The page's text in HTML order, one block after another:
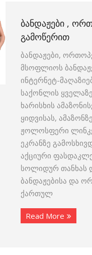
ᲑᲐᲜᲓᲐᲟᲔᲑᲘ ,
ᲒᲐᲛᲝᲬᲔᲠᲘᲗ
ბანდაჟები,
მსოფლიოს
ინტერნეტ-
საქონლის
ხარისხის
ყიდვისას,
ჟოლოსფერი
ეკრანზე
აქციური
სოლიდურ თანხას
ბანდაჟებისა და
ქართულ
Read More